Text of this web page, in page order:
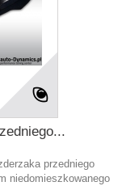
przedniego
niedomieszkowanego